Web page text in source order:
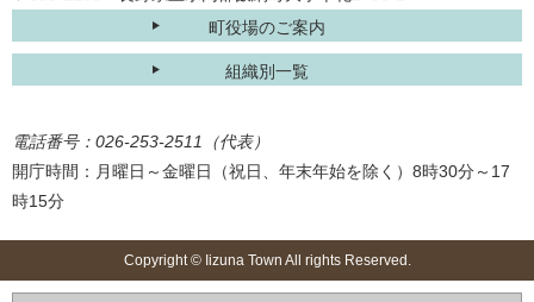
町役場のご案内
組織別一覧
電話番号：026-253-2511（代表）
開庁時間：月曜日～金曜日（祝日、年末年始を除く）8時30分～17
時15分
Copyright © Iizuna Town All rights Reserved.